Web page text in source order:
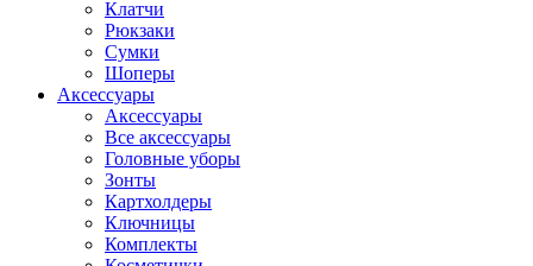
Клатчи
Рюкзаки
Сумки
Шоперы
Аксессуары
Аксессуары
Все аксессуары
Головные уборы
Зонты
Картхолдеры
Ключницы
Комплекты